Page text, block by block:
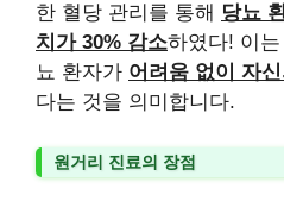
한 혈당 관리를 통해 당뇨
치가 30% 감소하였다! 이
뇨 환자가 어려움 없이 자
다는 것을 의미합니다.
원거리 진료의 장점